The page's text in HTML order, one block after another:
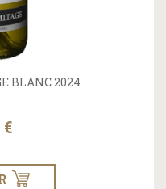
BLANC 2024